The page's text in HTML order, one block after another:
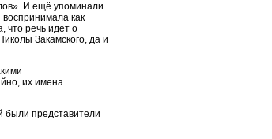
И ещё упоминали
как
что речь идет о
Закамского, да и
их имена
были представители